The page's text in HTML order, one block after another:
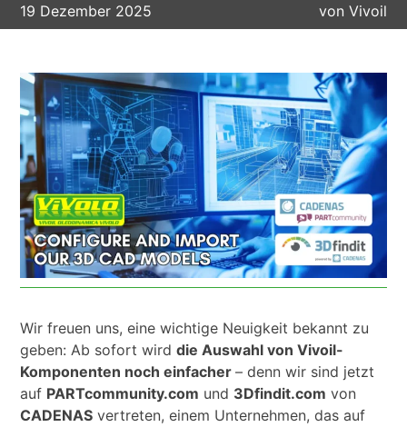
19 Dezember 2025 von Vivoil
Wir freuen uns, eine wichtige Neuigkeit bekannt zu
geben: Ab sofort wirddie Auswahl von Vivoil-
Komponenten noch einfacher– denn wir sind jetzt
auf PARTcommunity.com und 3Dfindit.com von
CADENAS vertreten, einem Unternehmen, das auf